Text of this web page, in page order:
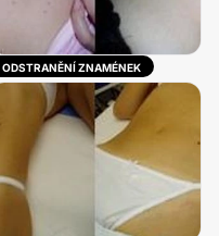
ODSTRANĚNÍ ZNAMÉNEK